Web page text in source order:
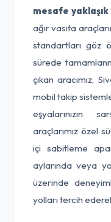
mesafe
ağır vasıta
standartları göz
sürede
çıkan aracımız,
mobil takip
eşyalarınızın
araçlarımız özel
içi sabitleme
aylarında veya
üzerinde
yolları tercih